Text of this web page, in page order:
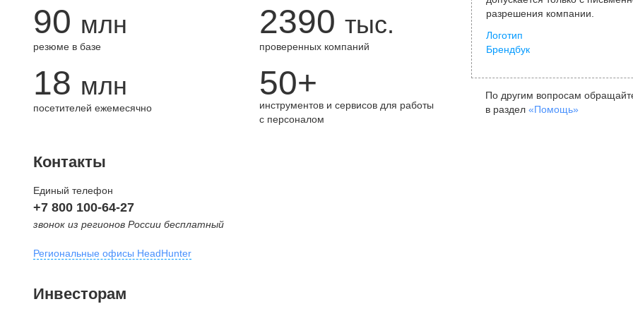
90 млн
резюме в базе
2390 тыс.
проверенных компаний
18 млн
посетителей ежемесячно
50+
инструментов и сервисов для работы
с персоналом
разрешения компании.
Логотип
Брендбук
По другим вопросам
в раздел «Помощь»
Контакты
Единый телефон
+7 800 100-64-27
звонок из регионов России бесплатный
Региональные офисы HeadHunter
внутригородская территория
Инвесторам